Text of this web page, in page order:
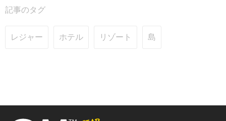
記事のタグ
レジャー ホテル リゾート 島